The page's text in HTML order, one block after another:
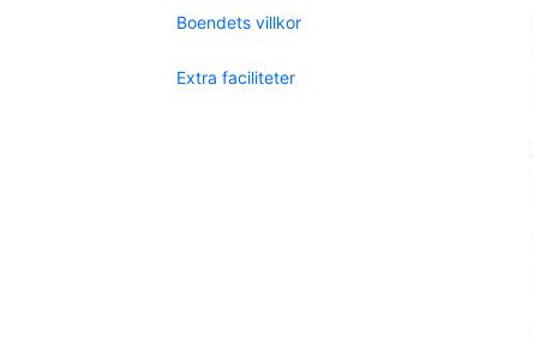
Boendets villkor
Extra faciliteter